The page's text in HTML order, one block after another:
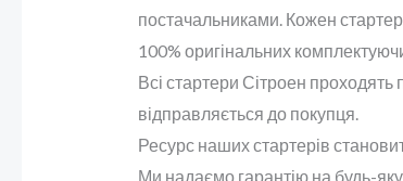
постачальниками. Кожен стартер
100% оригінальних
Всі стартери Сітроен проходять
відправляється до покупця.
Ресурс наших стартерів
Ми надаємо гарантію на будь-